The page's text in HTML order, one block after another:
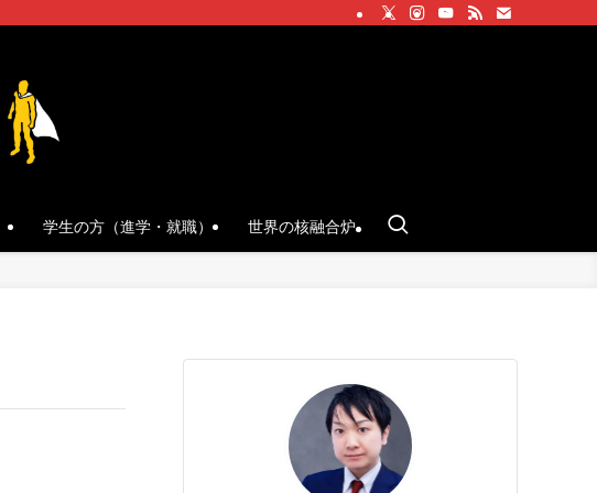
学生の方（進学・就職） 世界の核融合炉